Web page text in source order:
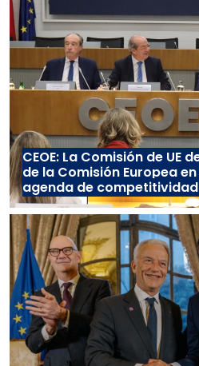
CEOE: La Comisión de UE
de la Comisión Europea
agenda de